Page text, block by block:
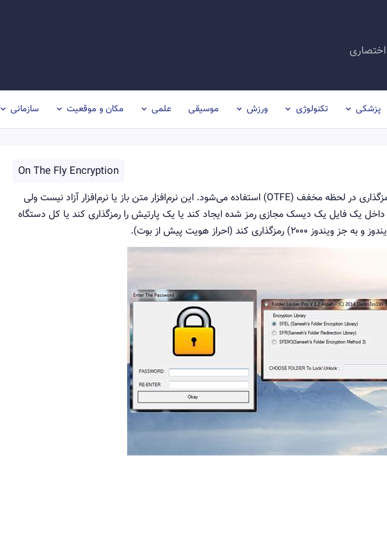
پزشکی تکنولوژی ورزش موسیقی علمی مکان و موقعیت سازمانی
On The Fly Encryption
تروکریپت نرم‌افزار رایگان کاربردی است که برای رمزگذاری در لحظه مخفف (OTFE) استفاده می‌شود. این نرم‌افزار متن باز یا نرم‌افزار آزاد نیست ولی
یک فایل یک دیسک مجازی رمز شده ایجاد کند یا یک پارتیش را رمزگذاری کند یا کل دستگاه
کند (احراز هویت پیش از بوت).